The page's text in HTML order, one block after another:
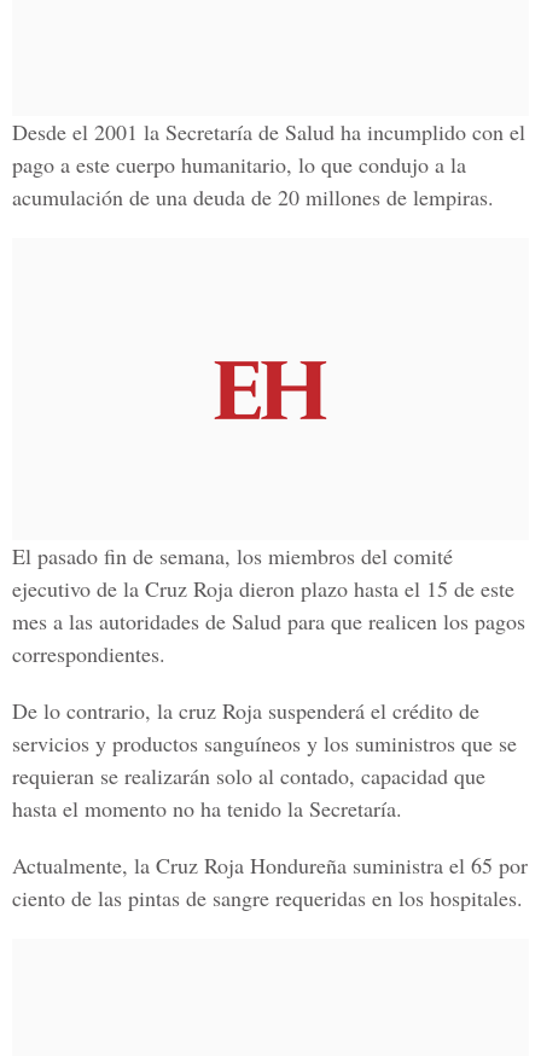
Desde el 2001 la Secretaría de Salud ha incumplido con el
pago a este cuerpo humanitario, lo que condujo a la
acumulación de una deuda de 20 millones de lempiras.
El pasado fin de semana, los miembros del comité
ejecutivo de la Cruz Roja dieron plazo hasta el 15 de este
mes a las autoridades de Salud para que realicen los pagos
correspondientes.
De lo contrario, la cruz Roja suspenderá el crédito de
servicios y productos sanguíneos y los suministros que se
requieran se realizarán solo al contado, capacidad que
hasta el momento no ha tenido la Secretaría.
Actualmente, la Cruz Roja Hondureña suministra el 65 por
ciento de las pintas de sangre requeridas en los hospitales.